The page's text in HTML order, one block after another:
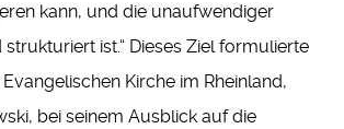
kann, und die unaufwendiger
ist.“ Dieses Ziel formulierte
Kirche im Rheinland,
bei seinem Ausblick auf die